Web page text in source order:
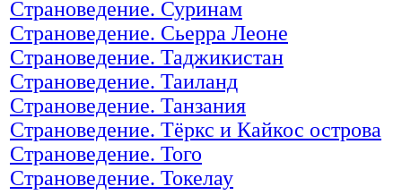
Страноведение. Суринам
Страноведение. Сьерра Леоне
Страноведение. Таджикистан
Страноведение. Таиланд
Страноведение. Танзания
Страноведение. Тёркс и Кайкос острова
Страноведение. Того
Страноведение. Токелау